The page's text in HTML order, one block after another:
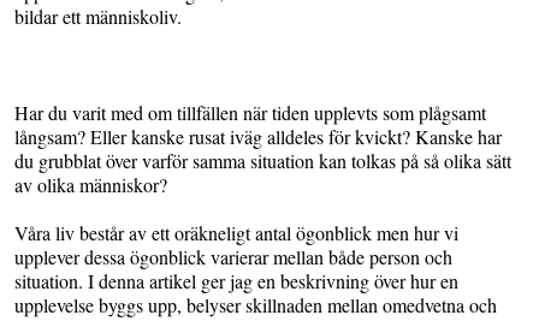
bildar ett människoliv.
Har du varit med om tillfällen när tiden upplevts som plågsamt
långsam? Eller kanske rusat iväg alldeles för kvickt? Kanske har
du grubblat över varför samma situation kan tolkas på så olika sätt
av olika människor?
Våra liv består av ett oräkneligt antal ögonblick men hur vi
upplever dessa ögonblick varierar mellan både person och
situation. I denna artikel ger jag en beskrivning över hur en
upplevelse byggs upp, belyser skillnaden mellan omedvetna och